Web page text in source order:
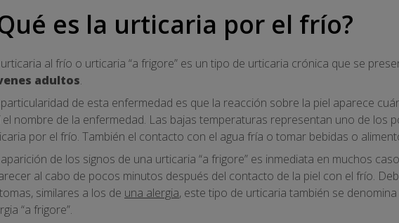
es la urticaria por el frío?
al frío o urticaria “a frigore” es un tipo de urticaria crónica que se
adultos.
de esta enfermedad es que la reacción sobre la piel aparece
el nombre de la enfermedad. Las bajas temperaturas representan uno de los
por el frío. También el contacto con el agua fría o tomar bebidas o
de los signos de una urticaria “a frigore” es inmediata en muchos
al cabo de pocos minutos después del contacto de la piel con el frío.
similares a los de una alergia, este tipo de urticaria también se denomina
“a frigore”.